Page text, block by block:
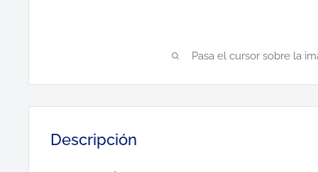
Pasa el cursor sobre la
Descripción